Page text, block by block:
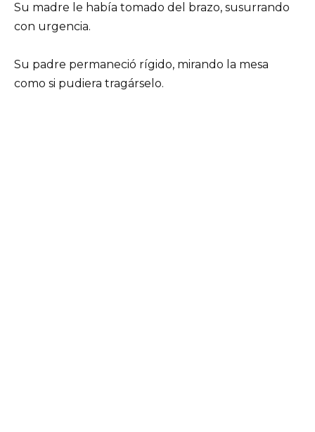
Su madre le había tomado del brazo, susurrando
con urgencia.
Su padre permaneció rígido, mirando la mesa
como si pudiera tragárselo.